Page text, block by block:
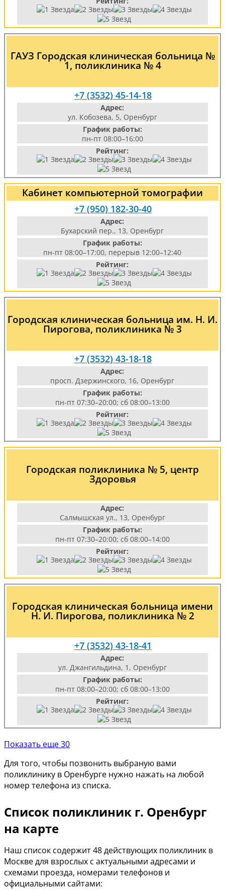
ГАУЗ Городская клиническая больница №
1, поликлиника № 4
+7 (3532) 45-14-18
Адрес:
ул. Кобозева, 5, Оренбург
График работы:
пн-пт 08:00–16:00
Рейтинг:
Кабинет компьютерной томографии
+7 (950) 182-30-40
Адрес:
Бухарский пер., 13, Оренбург
График работы:
пн-пт 08:00–17:00, перерыв 12:00–12:40
Рейтинг:
Городская клиническая больница им. Н. И.
Пирогова, поликлиника № 3
+7 (3532) 43-18-18
Адрес:
просп. Дзержинского, 16, Оренбург
График работы:
пн-пт 07:30–20:00; сб 08:00–13:00
Рейтинг:
Городская поликлиника № 5, центр
Здоровья
Адрес:
Салмышская ул., 13, Оренбург
График работы:
пн-пт 07:30–20:00; сб 08:00–14:00
Рейтинг:
Городская клиническая больница имени
Н. И. Пирогова, поликлиника № 2
+7 (3532) 43-18-41
Адрес:
ул. Джангильдина, 1, Оренбург
График работы:
пн-пт 08:00–20:00; сб 08:00–13:00
Рейтинг:
Показать еще 30
Для того, чтобы позвонить выбраную вами
поликлинику в Оренбурге нужно нажать на любой
номер телефона из списка.
Список поликлиник г. Оренбург
на карте
Наш список содержит 48 действующих поликлиник в
Москве для взрослых с актуальными адресами и
схемами проезда, номерами телефонов и
официальными сайтами: